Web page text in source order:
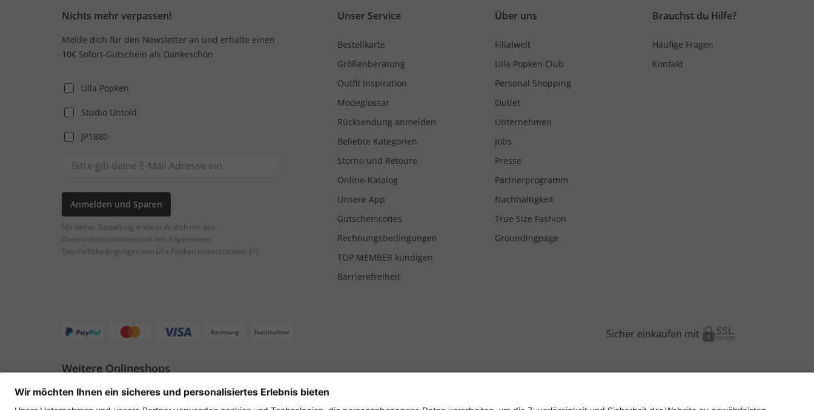
Nichts mehr verpassen!
Melde dich für den Newsletter an und erhalte einen
10€ Sofort-Gutschein als Dankeschön
Ulla Popken
Studio Untold
JP1880
Anmelden und Sparen
Mit deiner Bestellung erklärst du dich mit den
Datenschutzrichtlinien und den Allgemeinen
Geschäftsbedingungen von Ulla Popken einverstanden. [+]
Unser Service
Bestellkarte
Größenberatung
Outfit Inspiration
Modeglossar
Rücksendung anmelden
Beliebte Kategorien
Storno und Retoure
Online-Katalog
Unsere App
Gutscheincodes
Rechnungsbedingungen
TOP MEMBER kündigen
Barrierefreiheit
Über uns
Filialwelt
Ulla Popken Club
Personal Shopping
Outlet
Unternehmen
Jobs
Presse
Partnerprogramm
Nachhaltigkeit
True Size Fashion
Groundingpage
Brauchst du Hilfe?
Häufige Fragen
Kontakt
Rechnung Nachnahme Sicher einkaufen mit
Weitere Onlineshops
Deutschland